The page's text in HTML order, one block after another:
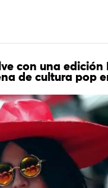
con una edición
de cultura pop